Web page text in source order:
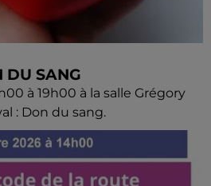
DU SANG
à 19h00 à la salle Grégory
: Don du sang.